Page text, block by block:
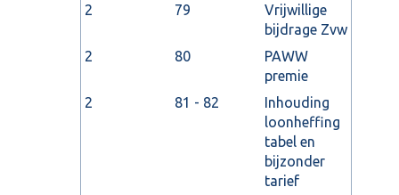
2 79
Vrijwillige
bijdrage Zvw
2
80
PAWW
premie
2
81 - 82
Inhouding
loonheffing
tabel en
bijzonder
tarief